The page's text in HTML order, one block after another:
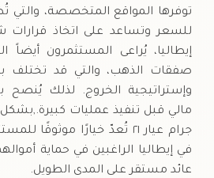
توفرها المواقع المتخصصة، والتي
للسعر وتساعد على اتخاذ قرارات
إيطاليا، يُراعى المستثمرون
صفقات الذهب، والتي قد تختلف
وإستراتيجية الخروج. لذلك
جرام عيار ٢١ تُعدّ خيارًا
في إيطاليا الراغبين في حماية
عائد مستقر على المدى الطويل.